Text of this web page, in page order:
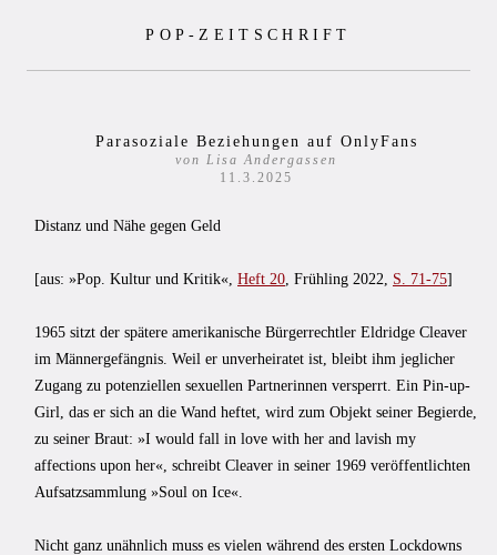
POP-ZEITSCHRIFT
Parasoziale Beziehungen auf OnlyFans
von Lisa Andergassen
11.3.2025
Distanz und Nähe gegen Geld
[aus: »Pop. Kultur und Kritik«, Heft 20 , Frühling 2022, S. 71-75]
1965 sitzt der spätere amerikanische Bürgerrechtler Eldridge Cleaver
im Männergefängnis. Weil er unverheiratet ist, bleibt ihm jeglicher
Zugang zu potenziellen sexuellen Partnerinnen versperrt. Ein Pin-up-
Girl, das er sich an die Wand heftet, wird zum Objekt seiner Begierde,
zu seiner Braut: »I would fall in love with her and lavish my
affections upon her«, schreibt Cleaver in seiner 1969 veröffentlichten
Aufsatzsammlung »Soul on Ice«.
Nicht ganz unähnlich muss es vielen während des ersten Lockdowns